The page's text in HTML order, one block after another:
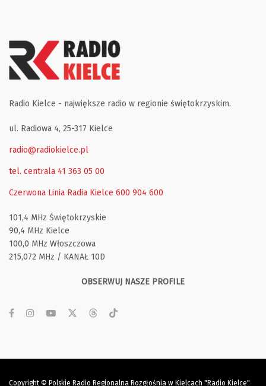
Radio Kielce - największe radio w regionie świętokrzyskim.
ul. Radiowa 4, 25-317 Kielce
radio@radiokielce.pl
tel. centrala 41 363 05 00
Czerwona Linia Radia Kielce 600 904 600
101,4 MHz Świętokrzyskie
90,4 MHz Kielce
100,0 MHz Włoszczowa
215,072 MHz / KANAŁ 10D
OBSERWUJ NASZE PROFILE
Copyright © Polskie Radio Regionalna Rozgłośnia w Kielcach "Radio Kielce"